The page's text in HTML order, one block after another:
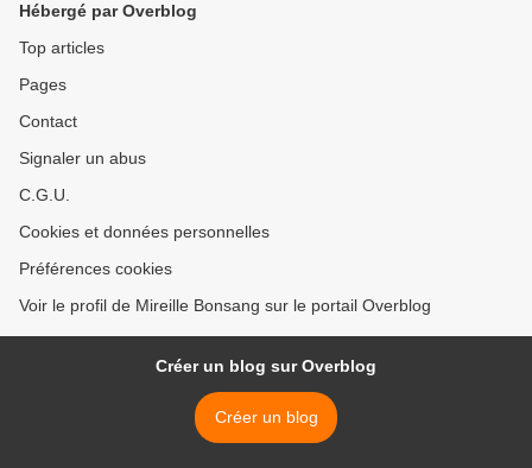
Hébergé par Overblog
Top articles
Pages
Contact
Signaler un abus
C.G.U.
Cookies et données personnelles
Préférences cookies
Voir le profil de Mireille Bonsang sur le portail Overblog
Créer un blog sur Overblog
Créer un blog